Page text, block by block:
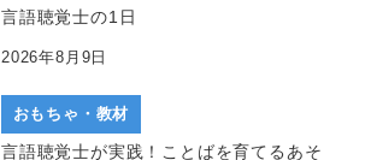
言語聴覚士の1日
2026年8月9日
おもちゃ・教材
言語聴覚士が実践！ことばを育てるあそ